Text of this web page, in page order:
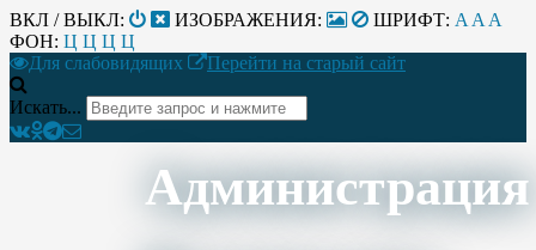
ВКЛ / ВЫКЛ: ИЗОБРАЖЕНИЯ: ШРИФТ: A A A
ФОН: Ц Ц Ц Ц
Для слабовидящих
Перейти на старый сайт
Искать...
Администрация